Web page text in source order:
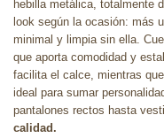
hebilla metálica, totalmente
look según la ocasión: más
minimal y limpia sin ella.
que aporta comodidad y
facilita el calce, mientras
ideal para sumar
pantalones rectos hasta
calidad.